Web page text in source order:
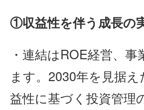
①収益性を伴う成長の
・連結はROE経営、
ます。2030年を見据
益性に基づく投資管理